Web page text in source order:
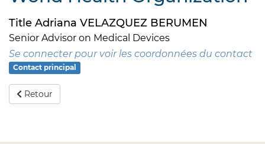
Title Adriana VELAZQUEZ BERUMEN
Senior Advisor on Medical Devices
Se connecter pour voir les coordonnées du contact
Contact principal
Retour